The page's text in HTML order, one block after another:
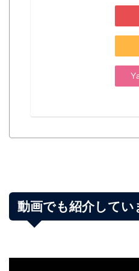
動画でも紹介してい